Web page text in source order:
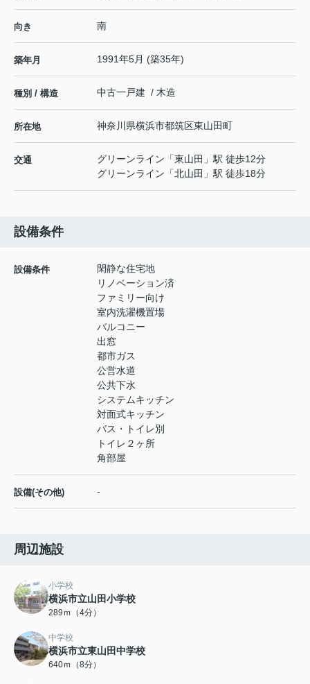
向き 南
築年月 1991年5月 (築35年)
種別 / 構造 中古一戸建 / 木造
所在地 神奈川県横浜市都筑区東山田町
交通 グリーンライン 「東山田 」駅 徒歩12分
グリーンライン 「北山田 」駅 徒歩18分
設備条件
設備条件
閑静な住宅地
リノベーション済
ファミリー向け
室内洗濯機置場
バルコニー
出窓
都市ガス
公営水道
公共下水
システムキッチン
対面式キッチン
バス・トイレ別
トイレ２ヶ所
角部屋
設備(その他) -
周辺施設
小学校
横浜市立山田小学校
289ｍ（4分）
中学校
横浜市立東山田中学校
640ｍ（8分）